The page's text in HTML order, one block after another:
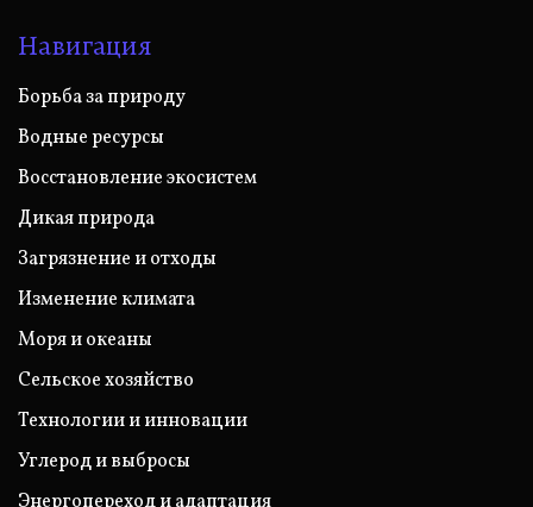
Навигация
Борьба за природу
Водные ресурсы
Восстановление экосистем
Дикая природа
Загрязнение и отходы
Изменение климата
Моря и океаны
Сельское хозяйство
Технологии и инновации
Углерод и выбросы